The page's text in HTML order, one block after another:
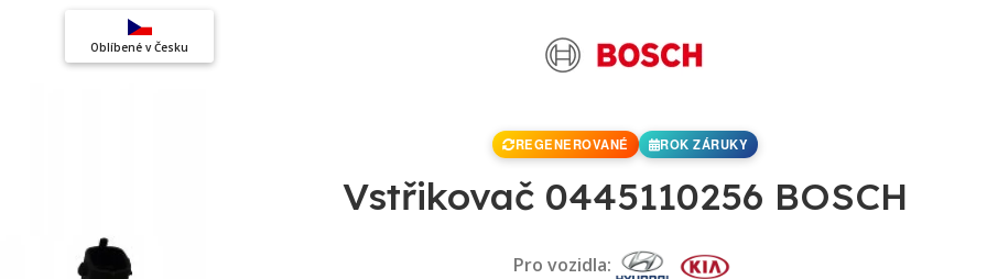
Oblíbené v Česku
REGENEROVANÉ ROK ZÁRUKY
Vstřikovač 0445110256 BOSCH
Pro vozidla: